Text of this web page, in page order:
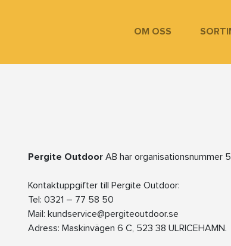
OM OSS
Pergite OutdoorAB har organisationsnummer
Kontaktuppgifter till Pergite Outdoor:
Tel: 0321 – 77 58 50
Mail: kundservice@pergiteoutdoor.se
Adress: Maskinvägen 6 C, 523 38 ULRICEHAMN.